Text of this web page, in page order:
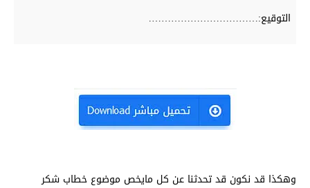
التوقيع:…………………………….
وهكذا قد نكون قد تحدثنا عن كل مايخص موضوع خطاب شكر